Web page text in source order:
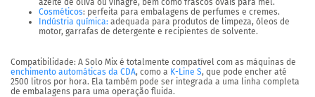
azeite de oliva ou vinagre, bem como frascos ovais para mel.
Cosméticos: perfeita para embalagens de perfumes e cremes.
Indústria química: adequada para produtos de limpeza, óleos de
motor, garrafas de detergente e recipientes de solvente.
Compatibilidade: A Solo Mix é totalmente compatível com as máquinas de
enchimento automáticas da CDA, como a K-Line S, que pode encher até
2500 litros por hora. Ela também pode ser integrada a uma linha completa
de embalagens para uma operação fluida.